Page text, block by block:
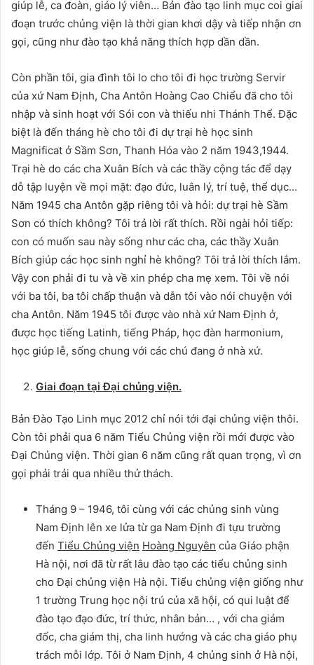
giúp lễ, ca đoàn, giáo lý viên… Bản đào tạo linh mục coi giai
đoạn trước chủng viện là thời gian khơi dậy và tiếp nhận ơn
gọi, cũng như đào tạo khả năng thích hợp dần dần.
Còn phần tôi, gia đình tôi lo cho tôi đi học trường Servir
của xứ Nam Định, Cha Antôn Hoàng Cao Chiểu đã cho tôi
nhập và sinh hoạt với Sói con và thiếu nhi Thánh Thể. Đặc
biệt là đến tháng hè cho tôi đi dự trại hè học sinh
Magnificat ở Sầm Sơn, Thanh Hóa vào 2 năm 1943,1944.
Trại hè do các cha Xuân Bích và các thầy cộng tác để dạy
dỗ tập luyện về mọi mặt: đạo đức, luân lý, trí tuệ, thể dục…
Năm 1945 cha Antôn gặp riêng tôi và hỏi: dự trại hè Sầm
Sơn có thích không? Tôi trả lời rất thích. Rồi ngài hỏi tiếp:
con có muốn sau này sống như các cha, các thầy Xuân
Bích giúp các học sinh nghỉ hè không? Tôi trả lời thích lắm.
Vậy con phải đi tu và về xin phép cha mẹ xem. Tôi về nói
với ba tôi, ba tôi chấp thuận và dẫn tôi vào nói chuyện với
cha Antôn. Năm 1945 tôi được vào nhà xứ Nam Định ở,
được học tiếng Latinh, tiếng Pháp, học đàn harmonium,
học giúp lễ, sống chung với các chú đang ở nhà xứ.
Giai đoạn tại Đại chủng viện.
Bản Đào Tạo Linh mục 2012 chỉ nói tới đại chủng viện thôi.
Còn tôi phải qua 6 năm Tiểu Chủng viện rồi mới được vào
Đại Chủng viện. Thời gian 6 năm cũng rất quan trọng, vì ơn
gọi phải trải qua nhiều thử thách.
Tháng 9 – 1946, tôi cùng với các chủng sinh vùng
Nam Định lên xe lửa từ ga Nam Định đi tựu trường
đến Tiểu Chủng viện Hoàng Nguyên của Giáo phận
Hà nội, nơi đã từ rất lâu đào tạo các tiểu chủng sinh
cho Đại chủng viện Hà nội. Tiểu chủng viện giống như
1 trường Trung học nội trú của xã hội, có qui luật để
đào tạo đạo đức, trí thức, nhân bản… , với cha giám
đốc, cha giám thị, cha linh hướng và các cha giáo phụ
trách mỗi lớp. Tôi ở Nam Định, 4 chủng sinh ở Hà nội,